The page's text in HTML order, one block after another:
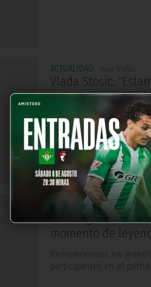
ACTUALIDAD Hace 12 años
Vlada Stosic:
vamos a salir de
"Vamos a ver cómo está
un delantero en
ACTUALIDAD Hace 12 años
Oli: "El gol de
momento de
Rememoramos los
participantes en el